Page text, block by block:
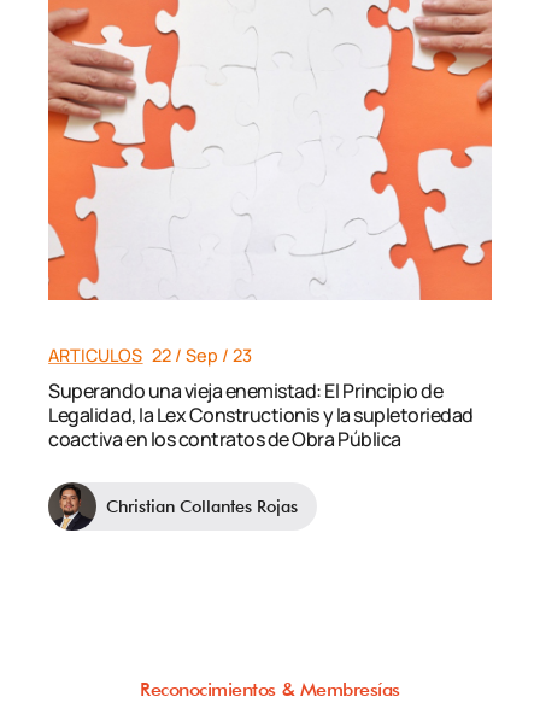
ARTICULOS 22 / Sep / 23
Superando una vieja enemistad: El Principio de
Legalidad, la Lex Constructionis y la supletoriedad
coactiva en los contratos de Obra Pública
Christian Collantes Rojas
Reconocimientos & Membresías